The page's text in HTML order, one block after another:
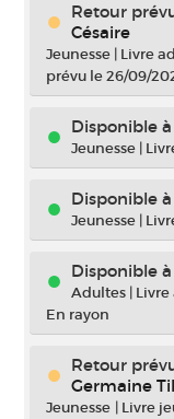
Retour
Césaire
Jeunesse | Livre
prévu le 26/09/
Disponible à
Jeunesse |
Disponible à
Jeunesse |
Disponible à
Adultes | Livre
En rayon
Retour
Germaine
Jeunesse | Livre